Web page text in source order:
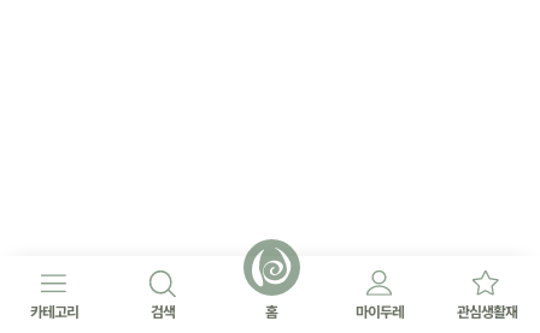
카테고리 검색 홈 마이두레 관심생활재